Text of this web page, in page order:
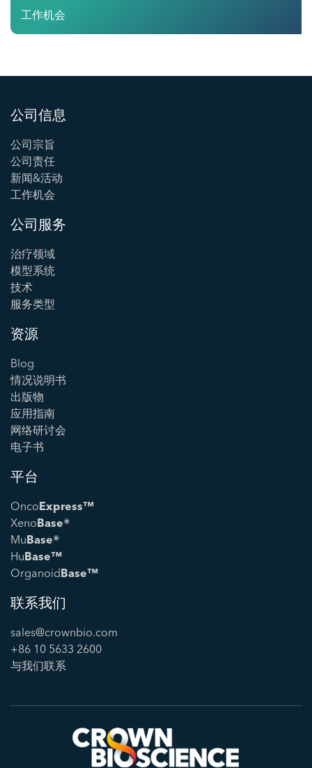
工作机会
公司信息
公司宗旨
公司责任
新闻&活动
工作机会
公司服务
治疗领域
模型系统
技术
服务类型
资源
Blog
情况说明书
出版物
应用指南
网络研讨会
电子书
平台
OncoExpress™
XenoBase®
MuBase®
HuBase™
OrganoidBase™
联系我们
sales@crownbio.com
+86 10 5633 2600
与我们联系